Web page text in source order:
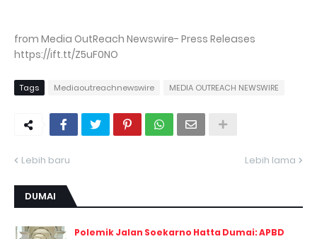
from Media OutReach Newswire- Press Releases
https://ift.tt/Z5uF0NO
Tags Mediaoutreachnewswire MEDIA OUTREACH NEWSWIRE
Lebih baru Lebih lama
DUMAI
Polemik Jalan Soekarno Hatta Dumai: APBD